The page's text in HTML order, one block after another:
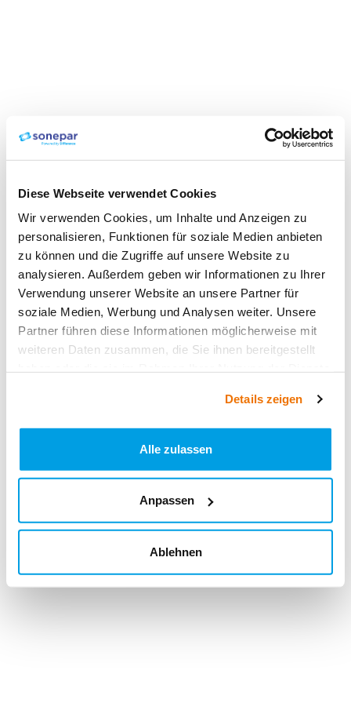
Diese Webseite verwendet Cookies
Wir verwenden Cookies, um Inhalte und Anzeigen zu
personalisieren, Funktionen für soziale Medien anbieten
zu können und die Zugriffe auf unsere Website zu
analysieren. Außerdem geben wir Informationen zu Ihrer
Verwendung unserer Website an unsere Partner für
soziale Medien, Werbung und Analysen weiter. Unsere
Partner führen diese Informationen möglicherweise mit
weiteren Daten zusammen, die Sie ihnen bereitgestellt
Details zeigen
Alle zulassen
Anpassen
Ablehnen